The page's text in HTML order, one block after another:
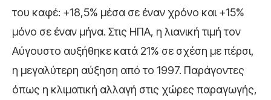
του καφέ: +18,5% μέσα σε έναν χρόνο και +15%
μόνο σε έναν μήνα. Στις ΗΠΑ, η λιανική τιμή τον
Αύγουστο αυξήθηκε κατά 21% σε σχέση με πέρσι,
η μεγαλύτερη αύξηση από το 1997. Παράγοντες
όπως η κλιματική αλλαγή στις χώρες παραγωγής,